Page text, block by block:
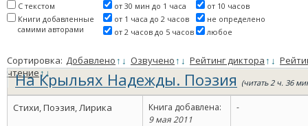
С текстом
Книги добавленные
самими авторами
от 30 мин до 1 часа
от 1 часа до 2 часов
от 2 часов до 5 часов
от 10 часов
не определено
любое
Сортировка: Добавлено↑ ↓ Озвучено↑ ↓ Рейтинг диктора↑ ↓
чтение↑↓
На Крыльях Надежды. Поэзия (читать 2 ч. 36
Стихи, Поэзия, Лирика
Книга добавлена:
9 мая 2011
-